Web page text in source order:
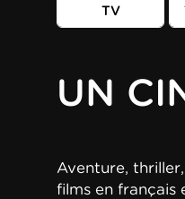
TV
UN
Aventure,
films en français